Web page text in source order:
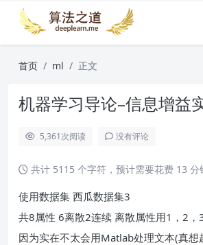
首页 ml 正文
机器学习导论–信息增益
5,361次阅读 没有评论
共计 5115 个字符，预计需要花费 13 分
使用数据集 西瓜数据集3
共8属性 6离散2连续 离散属性用1，2，
因为实在不太会用Matlab处理文本(真想